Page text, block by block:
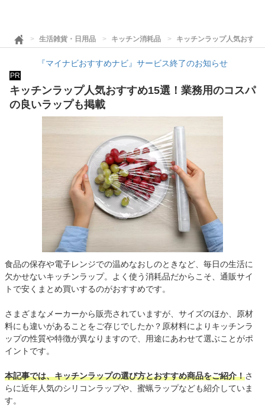
生活雑貨・日用品 キッチン消耗品 キッチンラップ人気おす
『マイナビおすすめナビ』サービス終了のお知らせ
PR
キッチンラップ人気おすすめ15選！業務用のコスパ
の良いラップも掲載
食品の保存や電子レンジでの温めなおしのときなど、毎日の生活に
欠かせないキッチンラップ。よく使う消耗品だからこそ、通販サイ
トで安くまとめ買いするのがおすすめです。
さまざまなメーカーから販売されていますが、サイズのほか、原材
料にも違いがあることをご存じでしたか？原材料によりキッチンラ
ップの性質や特徴が異なりますので、用途にあわせて選ぶことがポ
イントです。
本記事では、キッチンラップの選び方とおすすめ商品をご紹介！さ
らに近年人気のシリコンラップや、蜜蝋ラップなども紹介していま
す。